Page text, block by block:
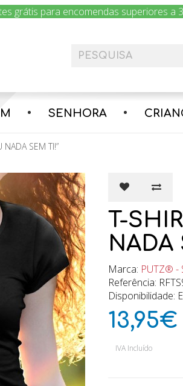
grátis para encomendas superiores a
SENHORA
NADA SEM TI!”
T-
NADA
Marca: PUTZ® -
Referência:
Disponibilidade:
13,95€
IVA Incluído